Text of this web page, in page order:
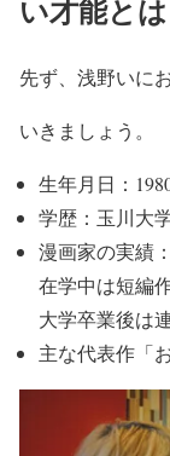
い才能と
先ず、浅野いに
いきましょう。
生年月日：
学歴：玉川大
漫画家の実績
在学中は短編
大学卒業後は
主な代表作 「